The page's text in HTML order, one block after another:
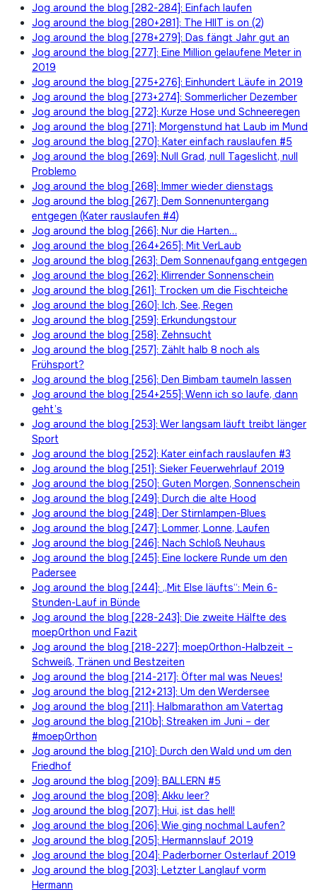
Jog around the blog [282-284]: Einfach laufen
Jog around the blog [280+281]: The HIIT is on (2)
Jog around the blog [278+279]: Das fängt Jahr gut an
Jog around the blog [277]: Eine Million gelaufene Meter in
2019
Jog around the blog [275+276]: Einhundert Läufe in 2019
Jog around the blog [273+274]: Sommerlicher Dezember
Jog around the blog [272]: Kurze Hose und Schneeregen
Jog around the blog [271]: Morgenstund hat Laub im Mund
Jog around the blog [270]: Kater einfach rauslaufen #5
Jog around the blog [269]: Null Grad, null Tageslicht, null
Problemo
Jog around the blog [268]: Immer wieder dienstags
Jog around the blog [267]: Dem Sonnenuntergang
entgegen (Kater rauslaufen #4)
Jog around the blog [266]: Nur die Harten…
Jog around the blog [264+265]: Mit VerLaub
Jog around the blog [263]: Dem Sonnenaufgang entgegen
Jog around the blog [262]: Klirrender Sonnenschein
Jog around the blog [261]: Trocken um die Fischteiche
Jog around the blog [260]: Ich, See, Regen
Jog around the blog [259]: Erkundungstour
Jog around the blog [258]: Zehnsucht
Jog around the blog [257]: Zählt halb 8 noch als
Frühsport?
Jog around the blog [256]: Den Bimbam taumeln lassen
Jog around the blog [254+255]: Wenn ich so laufe, dann
geht’s
Jog around the blog [253]: Wer langsam läuft treibt länger
Sport
Jog around the blog [252]: Kater einfach rauslaufen #3
Jog around the blog [251]: Sieker Feuerwehrlauf 2019
Jog around the blog [250]: Guten Morgen, Sonnenschein
Jog around the blog [249]: Durch die alte Hood
Jog around the blog [248]: Der Stirnlampen-Blues
Jog around the blog [247]: Lommer, Lonne, Laufen
Jog around the blog [246]: Nach Schloß Neuhaus
Jog around the blog [245]: Eine lockere Runde um den
Padersee
Jog around the blog [244]: „Mit Else läufts“: Mein 6-
Stunden-Lauf in Bünde
Jog around the blog [228-243]: Die zweite Hälfte des
moep0rthon und Fazit
Jog around the blog [218-227]: moep0rthon-Halbzeit –
Schweiß, Tränen und Bestzeiten
Jog around the blog [214-217]: Öfter mal was Neues!
Jog around the blog [212+213]: Um den Werdersee
Jog around the blog [211]: Halbmarathon am Vatertag
Jog around the blog [210b]: Streaken im Juni – der
#moep0rthon
Jog around the blog [210]: Durch den Wald und um den
Friedhof
Jog around the blog [209]: BALLERN #5
Jog around the blog [208]: Akku leer?
Jog around the blog [207]: Hui, ist das hell!
Jog around the blog [206]: Wie ging nochmal Laufen?
Jog around the blog [205]: Hermannslauf 2019
Jog around the blog [204]: Paderborner Osterlauf 2019
Jog around the blog [203]: Letzter Langlauf vorm
Hermann